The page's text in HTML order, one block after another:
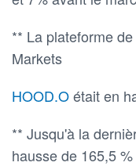
** La plateforme
Markets
HOOD.Oétait en
** Jusqu'à la
hausse de 165,5